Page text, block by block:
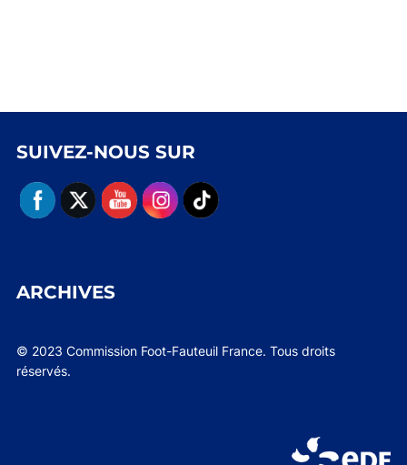
SUIVEZ-NOUS SUR
ARCHIVES
© 2023 Commission Foot-Fauteuil France. Tous droits
réservés.